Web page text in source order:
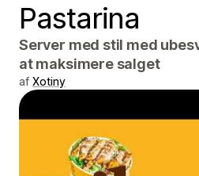
Pastarina
Server med stil med
at maksimere salget
af Xotiny